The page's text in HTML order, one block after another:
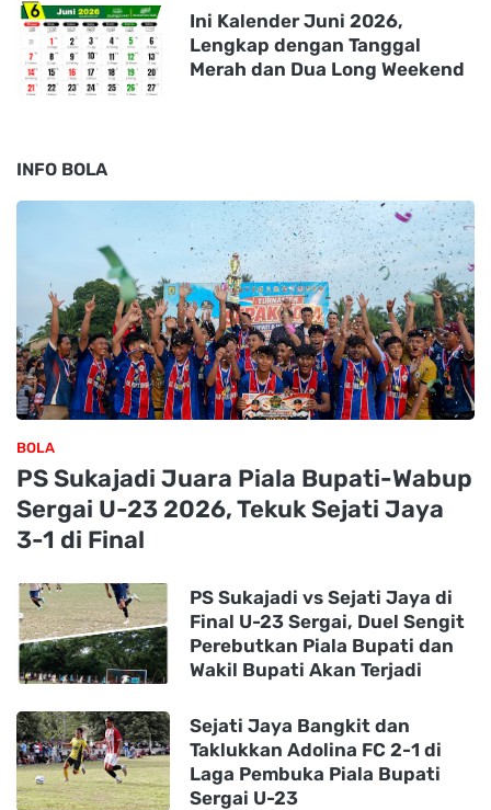
Ini Kalender Juni 2026,
Lengkap dengan Tanggal
Merah dan Dua Long Weekend
INFO BOLA
BOLA
PS Sukajadi Juara Piala Bupati-Wabup
Sergai U-23 2026, Tekuk Sejati Jaya
3-1 di Final
PS Sukajadi vs Sejati Jaya di
Final U-23 Sergai, Duel Sengit
Perebutkan Piala Bupati dan
Wakil Bupati Akan Terjadi
Sejati Jaya Bangkit dan
Taklukkan Adolina FC 2-1 di
Laga Pembuka Piala Bupati
Sergai U-23